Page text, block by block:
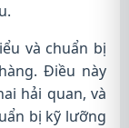
và chuẩn bị
Điều này
hải quan, và
bị kỹ lưỡng